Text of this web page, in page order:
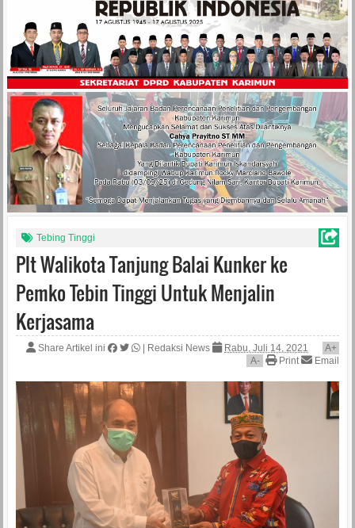
Tebing Tinggi
Plt Walikota Tanjung Balai Kunker ke
Pemko Tebin Tinggi Untuk Menjalin
Kerjasama
Share Artikel ini Redaksi News Rabu, Juli 14, 2021 A+
A- Print Email